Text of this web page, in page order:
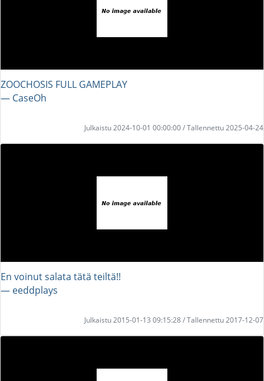
ZOOCHOSIS FULL GAMEPLAY
― CaseOh
Julkaistu 2024-10-01 00:00:00 / Tallennettu 2025-04-24
En voinut salata tätä teiltä!!
― eeddplays
Julkaistu 2015-01-13 09:15:28 / Tallennettu 2017-12-07